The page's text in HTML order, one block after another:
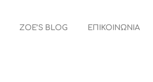
ZOE’S BLOG ΕΠΙΚΟΙΝΩΝΙΑ